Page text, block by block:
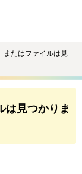
またはファイルは見
は見つかりま